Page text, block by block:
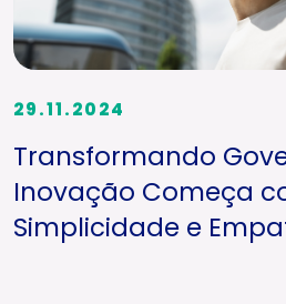
29.11.2024
Transformando
Inovação Começa
Simplicidade e